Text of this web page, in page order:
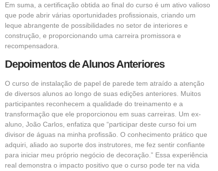
Em suma, a certificação obtida ao final do curso é um ativo valioso
que pode abrir várias oportunidades profissionais, criando um
leque abrangente de possibilidades no setor de interiores e
construção, e proporcionando uma carreira promissora e
recompensadora.
Depoimentos de Alunos Anteriores
O curso de instalação de papel de parede tem atraído a atenção
de diversos alunos ao longo de suas edições anteriores. Muitos
participantes reconhecem a qualidade do treinamento e a
transformação que ele proporcionou em suas carreiras. Um ex-
aluno, João Carlos, enfatiza que “participar deste curso foi um
divisor de águas na minha profissão. O conhecimento prático que
adquiri, aliado ao suporte dos instrutores, me fez sentir confiante
para iniciar meu próprio negócio de decoração.” Essa experiência
real demonstra o impacto positivo que o curso pode ter na vida